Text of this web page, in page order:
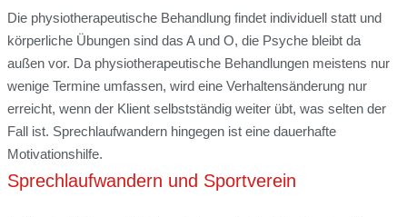
Die physiotherapeutische Behandlung findet individuell statt und
körperliche Übungen sind das A und O, die Psyche bleibt da
außen vor. Da physiotherapeutische Behandlungen meistens nur
wenige Termine umfassen, wird eine Verhaltensänderung nur
erreicht, wenn der Klient selbstständig weiter übt, was selten der
Fall ist. Sprechlaufwandern hingegen ist eine dauerhafte
Motivationshilfe.
Sprechlaufwandern und Sportverein